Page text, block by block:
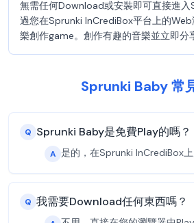
無需任何Download或安裝即可直接進入
過您在Sprunki InCrediBox平台上的
樂創作game。創作有趣的音樂並立即分
Sprunki Baby 常
Q Sprunki Baby是免費Play的嗎？
A 是的，在Sprunki InCrediBox
Q 我需要Download任何東西嗎？